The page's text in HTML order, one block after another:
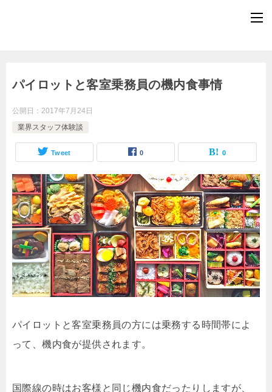
パイロットと客室乗務員の機内食事情
公開日： 2017年7月24日
業界スタッフ体験談
Tweet 0 0
パイロットと客室乗務員の方には乗務する時間帯によ
って、機内食が提供されます。
国際線の時はお客様と同じ機内食だったりしますが、